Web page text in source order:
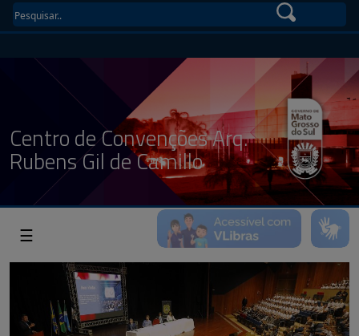
Centro de Convenções Arq.
Rubens Gil de Camillo
☰